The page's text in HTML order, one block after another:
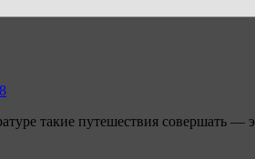
такие путешествия совершать —